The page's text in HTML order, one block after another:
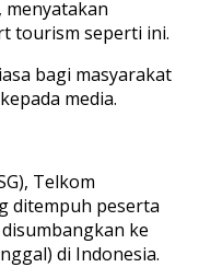
tourism seperti ini.
bagi masyarakat
media.
Telkom
ditempuh peserta
ke
di Indonesia.